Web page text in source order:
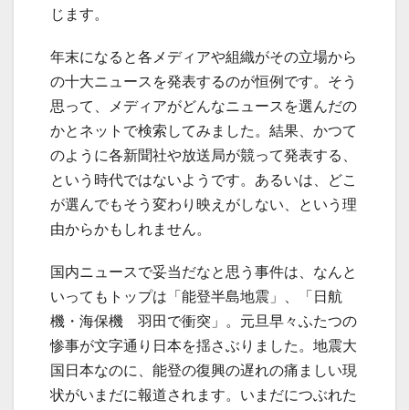
じます。
年末になると各メディアや組織がその立場から
の十大ニュースを発表するのが恒例です。そう
思って、メディアがどんなニュースを選んだの
かとネットで検索してみました。結果、かつて
のように各新聞社や放送局が競って発表する、
という時代ではないようです。あるいは、どこ
が選んでもそう変わり映えがしない、という理
由からかもしれません。
国内ニュースで妥当だなと思う事件は、なんと
いってもトップは「能登半島地震」、「日航
機・海保機 羽田で衝突」。元旦早々ふたつの
惨事が文字通り日本を揺さぶりました。地震大
国日本なのに、能登の復興の遅れの痛ましい現
状がいまだに報道されます。いまだにつぶれた